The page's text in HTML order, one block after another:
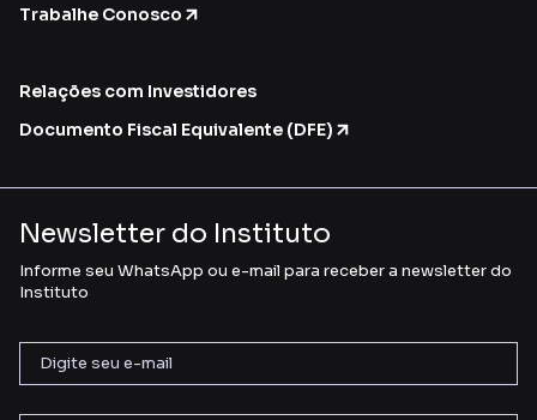
Trabalhe Conosco
Relações com Investidores
Documento Fiscal Equivalente (DFE)
Newsletter do Instituto
Informe seu WhatsApp ou e-mail para receber a newsletter do
Instituto